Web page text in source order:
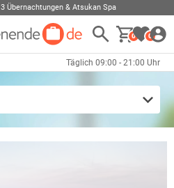
3 Übernachtungen & Atsukan Spa
0 0
Täglich 09:00 - 21:00 Uhr